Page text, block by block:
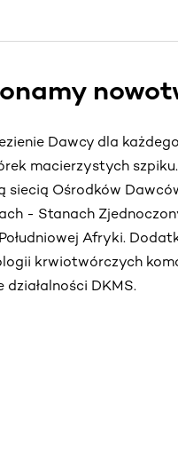
Dawcy dla
macierzystych
siecią Ośrodków
- Stanach
Afryki.
krwiotwórczych
DKMS.